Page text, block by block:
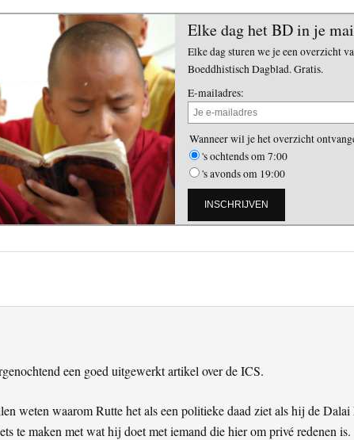
Elke dag het BD in je
Elke dag sturen we je een overzicht
Boeddhistisch Dagblad. Gratis.
E-mailadres:
Wanneer wil je het overzicht
's ochtends om 7:00
's avonds om 19:00
een goed uitgewerkt artikel over de ICS.
weten waarom Rutte het als een politieke daad ziet als hij de Dalai
te maken met wat hij doet met iemand die hier om privé redenen is.